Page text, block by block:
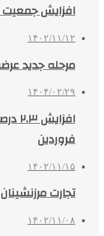
افزایش جمعیت
۱۴۰۲/۱۱/۱۲
مرحله جدید
۱۴۰۴/۰۲/۲۹
فروردین
۱۴۰۲/۱۱/۱۵
تجارت
۱۴۰۲/۱۱/۰۸